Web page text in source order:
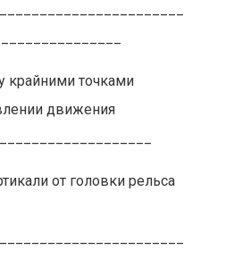
крайними точками
движения
от головки рельса